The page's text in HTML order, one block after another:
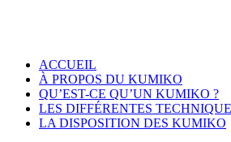
ACCUEIL
À PROPOS DU KUMIKO
QU’EST-CE QU’UN KUMIKO ?
LES DIFFÉRENTES
LA DISPOSITION DES KUMIKO